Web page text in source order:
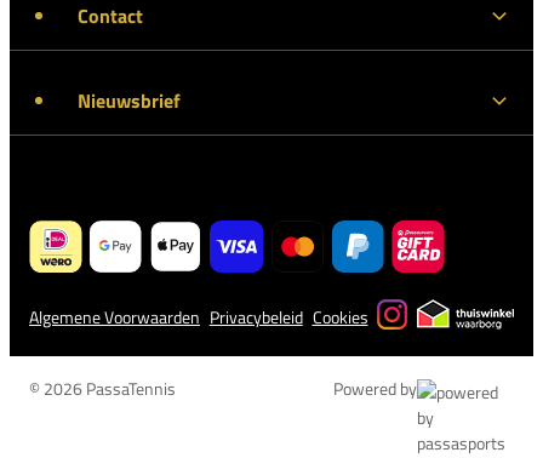
Contact
Nieuwsbrief
Algemene Voorwaarden Privacybeleid Cookies
© 2026 PassaTennis Powered by